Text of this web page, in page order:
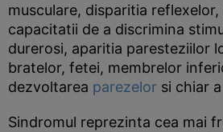
musculare, disparitia reflexelor,
capacitatii de a discrimina
durerosi, aparitia paresteziilor
bratelor, fetei, membrelor
dezvoltarea parezelor si chiar
Sindromul reprezinta cea mai